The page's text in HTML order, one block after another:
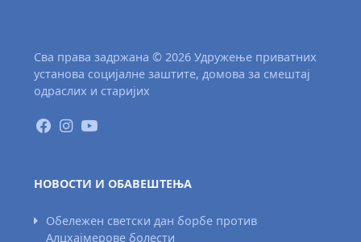
Сва права задржана © 2026 Удружење приватних
установа социјалне заштите, домова за смештај
одраслих и старијих
НОВОСТИ И ОБАВЕШТЕЊА
Обележен светски дан борбе против
Алцхајмерове болести